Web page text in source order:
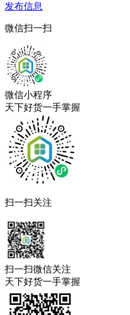
发布信息
微信扫一扫
微信小程序
天下好货一手掌握
扫一扫关注
扫一扫微信关注
天下好货一手掌握